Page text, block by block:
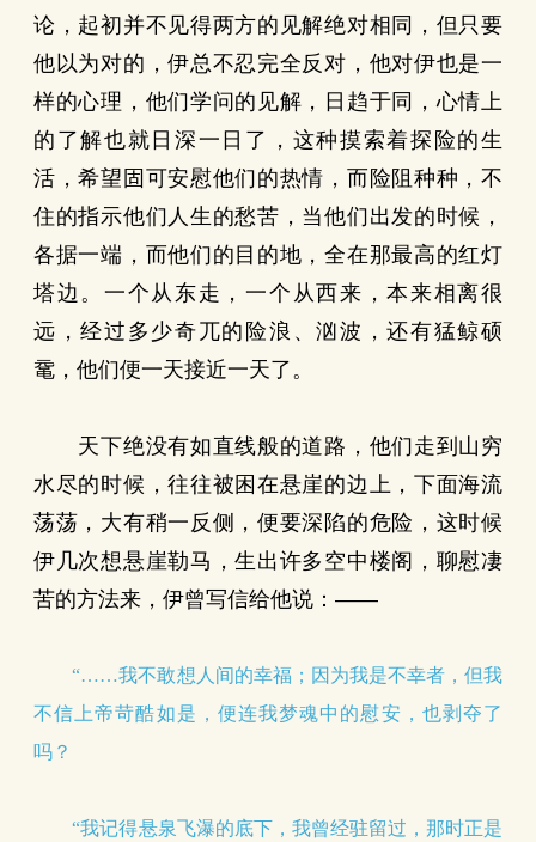
论，起初并不见得两方的见解绝对相同，但只要
他以为对的，伊总不忍完全反对，他对伊也是一
样的心理，他们学问的见解，日趋于同，心情上
的了解也就日深一日了，这种摸索着探险的生
活，希望固可安慰他们的热情，而险阻种种，不
住的指示他们人生的愁苦，当他们出发的时候，
各据一端，而他们的目的地，全在那最高的红灯
塔边。一个从东走，一个从西来，本来相离很
远，经过多少奇兀的险浪、汹波，还有猛鲸硕
鼋，他们便一天接近一天了。
天下绝没有如直线般的道路，他们走到山穷
水尽的时候，往往被困在悬崖的边上，下面海流
荡荡，大有稍一反侧，便要深陷的危险，这时候
伊几次想悬崖勒马，生出许多空中楼阁，聊慰凄
苦的方法来，伊曾写信给他说：——
“……我不敢想人间的幸福；因为我是不幸者，但我
不信上帝苛酷如是，便连我梦魂中的慰安，也剥夺了
吗？
“我记得悬泉飞瀑的底下，我曾经驻留过，那时正是